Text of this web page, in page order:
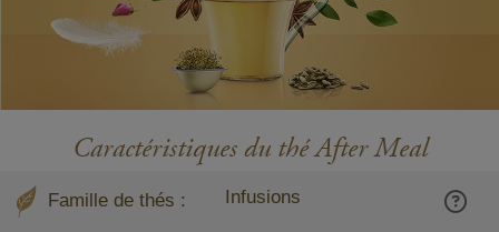
Caractéristiques du thé After Meal
Famille de thés : Infusions